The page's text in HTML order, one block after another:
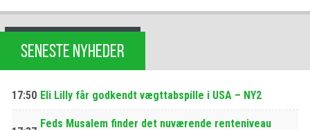
SENESTE NYHEDER
17:50 Eli Lilly får godkendt vægttabspille i USA – NY2
Feds Musalem finder det nuværende renteniveau